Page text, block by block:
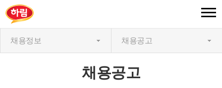
채용정보 채용공고
채용공고